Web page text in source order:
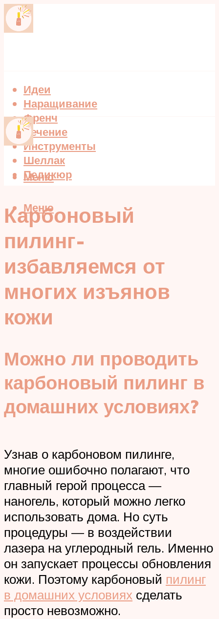
Идеи
Наращивание
Френч
Лечение
Инструменты
Шеллак
Педикюр
Меню
Меню
Карбоновый
пилинг-
избавляемся от
многих изъянов
кожи
Можно ли проводить
карбоновый пилинг в
домашних условиях?
Узнав о карбоновом пилинге,
многие ошибочно полагают, что
главный герой процесса —
наногель, который можно легко
использовать дома. Но суть
процедуры — в воздействии
лазера на углеродный гель. Именно
он запускает процессы обновления
кожи. Поэтому карбоновый пилинг
в домашних условиях сделать
просто невозможно.